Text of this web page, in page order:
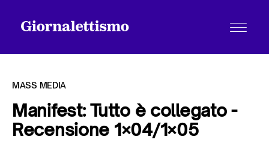
Tutti gli articoli
MASS MEDIA
Manifest: Tutto è collegato -
Recensione 1×04/1×05